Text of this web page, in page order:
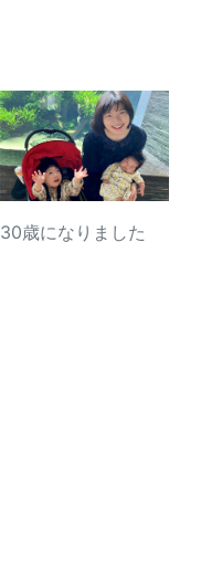
30歳になりました